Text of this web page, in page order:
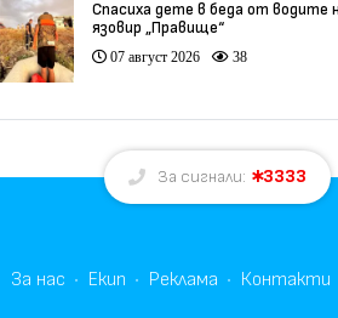
Спасиха дете в беда от водите
язовир „Правище“
07 август 2026 38
За сигнали: 3333
За нас Екип Реклама Контакти